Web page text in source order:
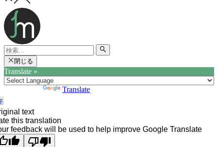
閉じる
Translate »
Translate
text
this translation
feedback will be used to help improve Google Translate